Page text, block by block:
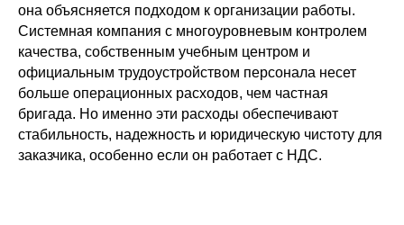
она объясняется подходом к организации работы.
Системная компания с многоуровневым контролем
качества, собственным учебным центром и
официальным трудоустройством персонала несет
больше операционных расходов, чем частная
бригада. Но именно эти расходы обеспечивают
стабильность, надежность и юридическую чистоту для
заказчика, особенно если он работает с НДС.